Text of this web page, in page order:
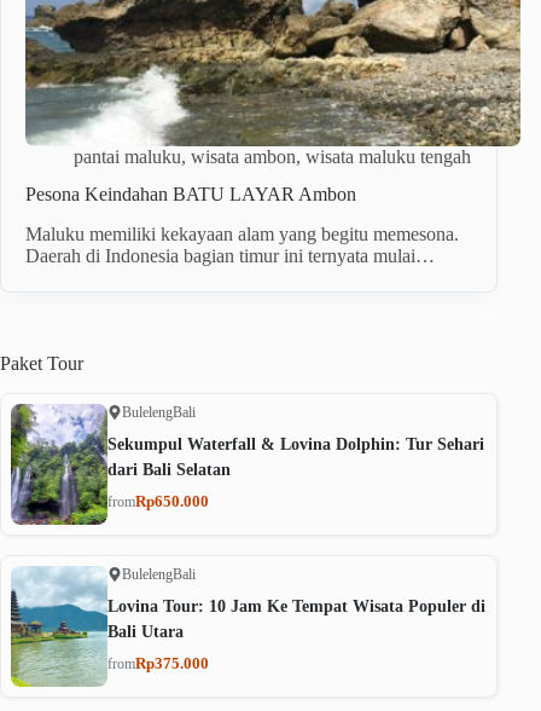
pantai maluku, wisata ambon, wisata maluku tengah
Pesona Keindahan BATU LAYAR Ambon
Maluku memiliki kekayaan alam yang begitu memesona.
Daerah di Indonesia bagian timur ini ternyata mulai…
Paket Tour
BulelengBali
Sekumpul Waterfall & Lovina Dolphin: Tur Sehari
dari Bali Selatan
fromRp650.000
BulelengBali
Lovina Tour: 10 Jam Ke Tempat Wisata Populer di
Bali Utara
fromRp375.000